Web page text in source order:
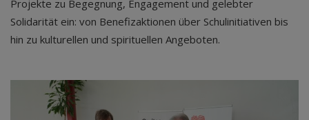
Projekte zu Begegnung, Engagement und gelebter
Solidarität ein: von Benefizaktionen über Schulinitiativen bis
hin zu kulturellen und spirituellen Angeboten.